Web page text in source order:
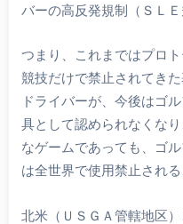
バーの高反発規制（ＳＬ
つまり、これまではプロ
競技だけで禁止されてき
ドライバーが、今後はゴ
具として認められなくな
なゲームであっても、ゴ
は全世界で使用禁止される
北米（ＵＳＧＡ管轄地区